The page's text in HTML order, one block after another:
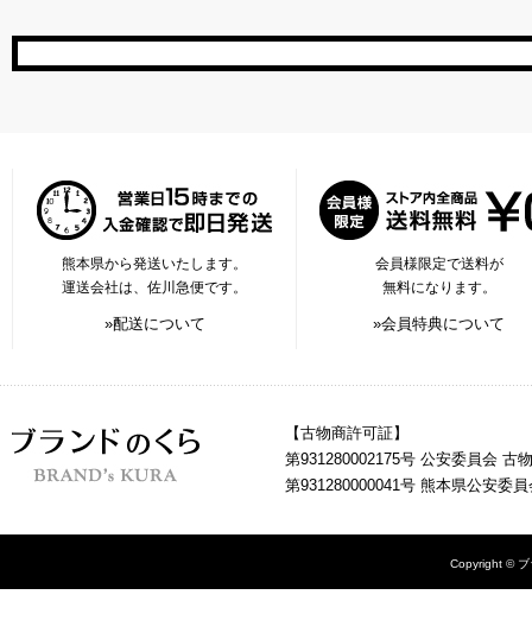
熊本県から発送いたします。
運送会社は、佐川急便です。
»配送について
会員様限定で送料が
無料になります。
»会員特典について
【古物商許可証】
第931280002175号 公安委員会 古
第931280000041号 熊本県公安委
Copyright © ブ